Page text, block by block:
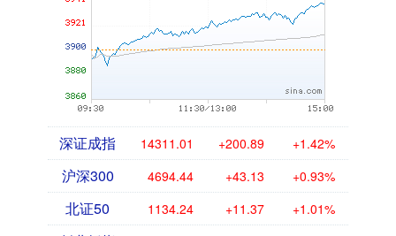
深证成指 14311.01 +200.89 +1.42%
沪深300 4694.44 +43.13 +0.93%
北证50 1134.24 +11.37 +1.01%